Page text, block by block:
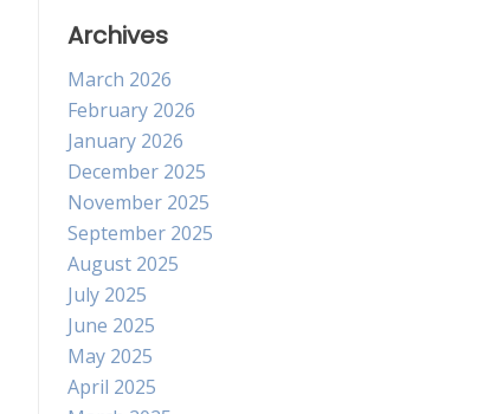
Archives
March 2026
February 2026
January 2026
December 2025
November 2025
September 2025
August 2025
July 2025
June 2025
May 2025
April 2025